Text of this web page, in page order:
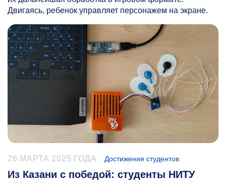
Двигаясь, ребенок управляет персонажем на экране.
26 МАРТА 2025 ГОДА Достижения студентов
Из Казани с победой: студенты НИТУ